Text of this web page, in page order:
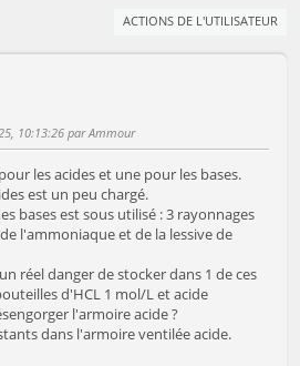
ACTIONS DE L'UTILISATEUR
10:13:26 par Ammour
les acides et une pour les bases.
est un peu chargé.
bases est sous utilisé : 3 rayonnages
l'ammoniaque et de la lessive de
réel danger de stocker dans 1 de ces
d'HCL 1 mol/L et acide
l'armoire acide ?
dans l'armoire ventilée acide.